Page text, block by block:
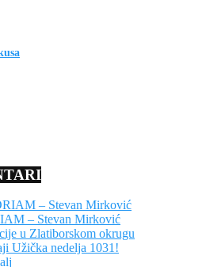
– Stevan Mirković
– Stevan Mirković
u Zlatiborskom okrugu
Užička nedelja 1031!